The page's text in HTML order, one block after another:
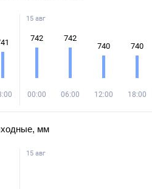
15 авг
742
00:00
742
06:00
740
12:00
740
18:00
мм
15 авг